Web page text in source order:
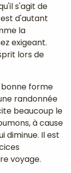
s'agit de
d'autant
la
exigeant.
lors de
forme
randonnée
beaucoup le
à cause
diminue. Il est
voyage.